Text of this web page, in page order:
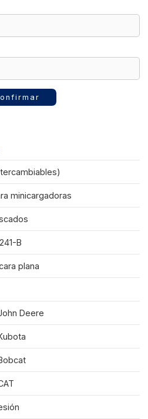
minicargadoras
B
plana
Deere